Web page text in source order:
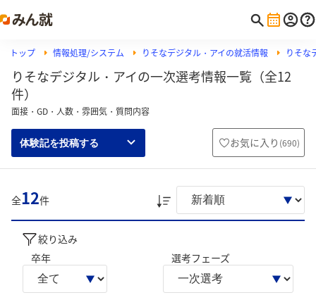
トップ 情報処理/システム りそなデジタル・アイの就活情報 りそな
りそなデジタル・アイの一次選考情報一覧（全12
件）
面接・GD・人数・雰囲気・質問内容
体験記を投稿する お気に入り (690)
全12件
絞り込み
卒年
選考フェーズ